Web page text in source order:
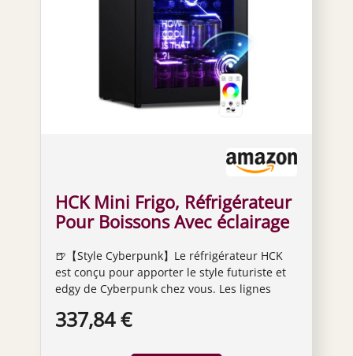
HCK Mini Frigo, Réfrigérateur
Pour Boissons Avec éclairage
Petit Frigo Silencieux de 0-
15°C, Mini Bar Intérieur, Pour
Salle de Jeux, Fête, Noir.
🍺【Style Cyberpunk】Le réfrigérateur HCK
est conçu pour apporter le style futuriste et
edgy de Cyberpunk chez vous. Les lignes
brillante noire font ressortir ce réfrigérateur
337,84 €